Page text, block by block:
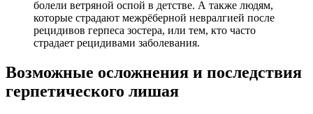
болели ветряной оспой в детстве. А также людям,
которые страдают межрёберной невралгией после
рецидивов герпеса зостера, или тем, кто часто
страдает рецидивами заболевания.
Возможные осложнения и последствия
герпетического лишая